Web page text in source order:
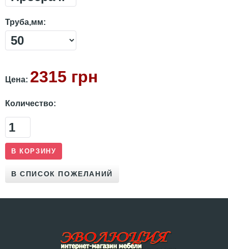
Труба,мм:
Цена: 2315 грн
Количество: